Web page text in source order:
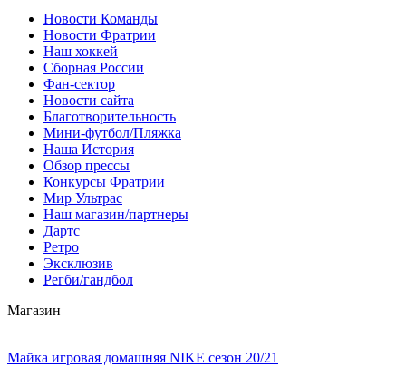
Новости Команды
Новости Фратрии
Наш хоккей
Сборная России
Фан-cектор
Новости сайта
Благотворительность
Мини-футбол/Пляжка
Наша История
Обзор прессы
Конкурсы Фратрии
Мир Ультрас
Наш магазин/партнеры
Дартс
Ретро
Эксклюзив
Регби/гандбол
Магазин
Майка игровая домашняя NIKE сезон 20/21